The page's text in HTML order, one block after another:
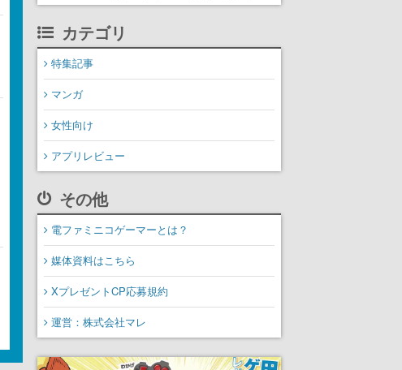
カテゴリ
特集記事
マンガ
女性向け
アプリレビュー
その他
電ファミニコゲーマーとは？
媒体資料はこちら
XプレゼントCP応募規約
運営：株式会社マレ